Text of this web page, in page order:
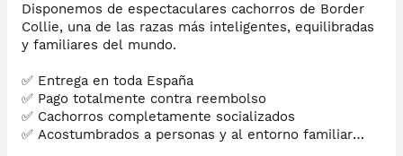
Disponemos de espectaculares cachorros de Border
Collie, una de las razas más inteligentes, equilibradas
y familiares del mundo.
✅ Entrega en toda España
✅ Pago totalmente contra reembolso
✅ Cachorros completamente socializados
✅ Acostumbrados a personas y al entorno familiar